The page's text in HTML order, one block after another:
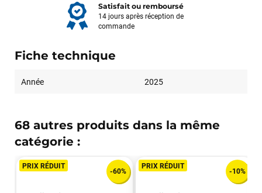
Satisfait ou remboursé
14 jours après réception de
commande
Fiche technique
Année 2025
68 autres produits dans la même
catégorie :
PRIX RÉDUIT
-60%
PRIX RÉDUIT
-10%